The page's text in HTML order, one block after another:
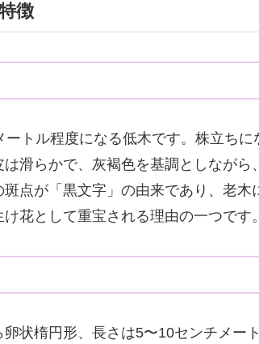
徴
ートル程度になる低木です。株立ち
滑らかで、灰褐色を基調としなが
点が「黒文字」の由来であり、老
花として重宝される理由の一つです。
状楕円形、長さは5〜10センチメー